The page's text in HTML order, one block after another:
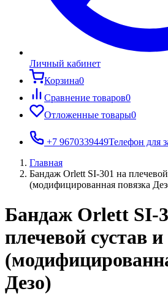
Личный кабинет
Корзина0
Сравнение товаров0
Отложенные товары0
+7 9670339449Телефон для
Главная
Бандаж Orlett SI-301 на
(модифицированная повязка
Бандаж Orlett SI-
плечевой сустав
Дезо)